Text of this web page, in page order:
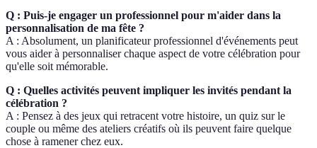
Q : Puis-je engager un professionnel pour m'aider dans la
personnalisation de ma fête ?
A : Absolument, un planificateur professionnel d'événements peut
vous aider à personnaliser chaque aspect de votre célébration pour
qu'elle soit mémorable.
Q : Quelles activités peuvent impliquer les invités pendant la
célébration ?
A : Pensez à des jeux qui retracent votre histoire, un quiz sur le
couple ou même des ateliers créatifs où ils peuvent faire quelque
chose à ramener chez eux.